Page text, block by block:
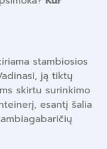
stambiosios
ją tiktų
skirtu surinkimo
esantį šalia